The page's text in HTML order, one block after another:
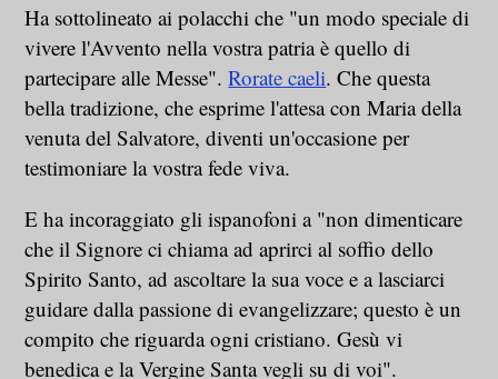
Ha sottolineato ai polacchi che "un modo speciale di
vivere l'Avvento nella vostra patria è quello di
partecipare alle Messe".Rorate caeli. Che questa
bella tradizione, che esprime l'attesa con Maria della
venuta del Salvatore, diventi un'occasione per
testimoniare la vostra fede viva.
E ha incoraggiato gli ispanofoni a "non dimenticare
che il Signore ci chiama ad aprirci al soffio dello
Spirito Santo, ad ascoltare la sua voce e a lasciarci
guidare dalla passione di evangelizzare; questo è un
compito che riguarda ogni cristiano. Gesù vi
benedica e la Vergine Santa vegli su di voi".